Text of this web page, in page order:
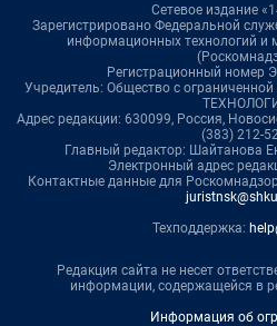
Сетевое издание
Зарегистрировано Федеральной
информационных технологий и
Регистрационный номер
Учредитель: Общество с
Адрес редакции: 630099, Россия,
(383) 212-
Главный редактор: Шайтанова
Электронный адрес
Контактные данные для
Техподдержка:
Редакция сайта не несет
информации, содержащейся в
Информация об